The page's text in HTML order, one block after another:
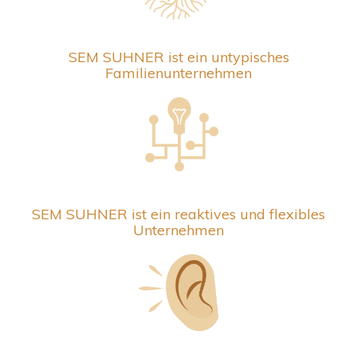
SEM SUHNER ist ein untypisches
Familienunternehmen
SEM SUHNER ist ein reaktives und flexibles
Unternehmen